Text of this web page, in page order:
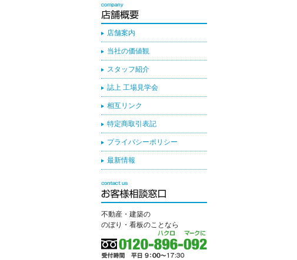
店舗案内
当社の価値観
スタッフ紹介
誌上 工場見学会
相互リンク
特定商取引表記
プライバシーポリシー
最新情報
不動産・建築の
のぼり・看板のことなら